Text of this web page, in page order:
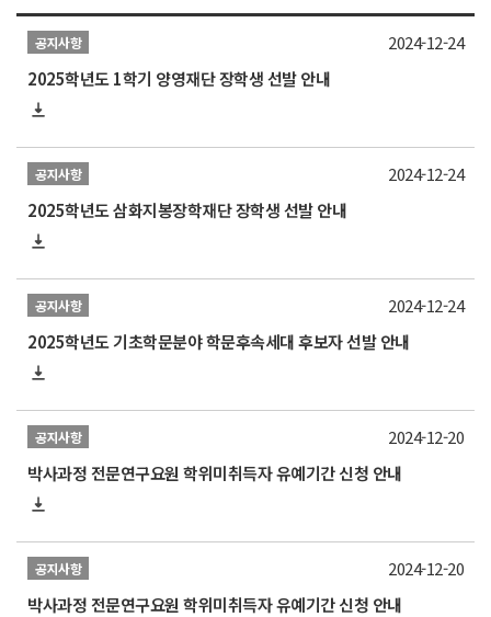
공지사항
2025학년도 1학기 양영재단 장학생 선발 안내
2024-12-24
공지사항
2025학년도 삼화지봉장학재단 장학생 선발 안내
2024-12-24
공지사항
2025학년도 기초학문분야 학문후속세대 후보자 선발 안내
2024-12-24
공지사항
박사과정 전문연구요원 학위미취득자 유예기간 신청 안내
2024-12-20
공지사항
박사과정 전문연구요원 학위미취득자 유예기간 신청 안내
2024-12-20